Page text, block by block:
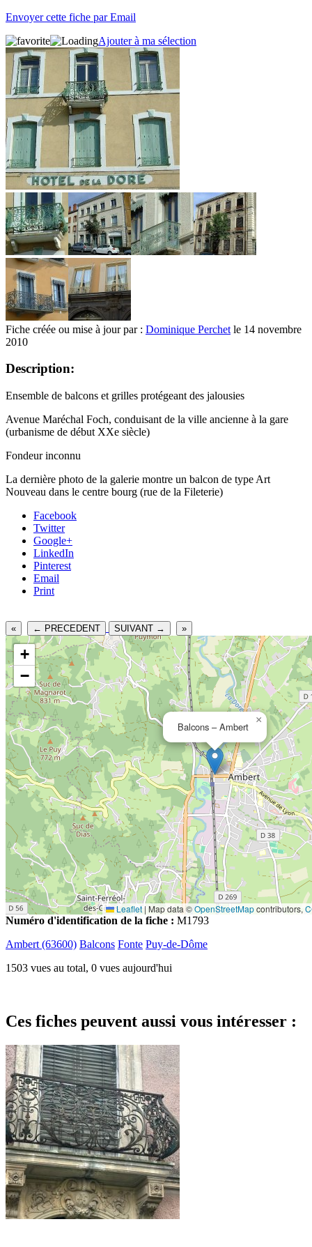
Envoyer cette fiche par Email
Ajouter à ma sélection
Fiche créée ou mise à jour par : Dominique Perchet le 14 novembre
2010
Description:
Ensemble de balcons et grilles protégeant des jalousies
Avenue Maréchal Foch, conduisant de la ville ancienne à la gare
(urbanisme de début XXe siècle)
Fondeur inconnu
La dernière photo de la galerie montre un balcon de type Art
Nouveau dans le centre bourg (rue de la Fileterie)
Facebook
Twitter
Google+
LinkedIn
Pinterest
Email
Print
« ← PRECEDENT SUIVANT → »
Balcons – Ambert
×
+
−
Leaflet | Map data ©OpenStreetMapcontributors,
Numéro d'identification de la fiche : M1793
Ambert (63600) Balcons Fonte Puy-de-Dôme
1503 vues au total, 0 vues aujourd'hui
Ces fiches peuvent aussi vous intéresser :